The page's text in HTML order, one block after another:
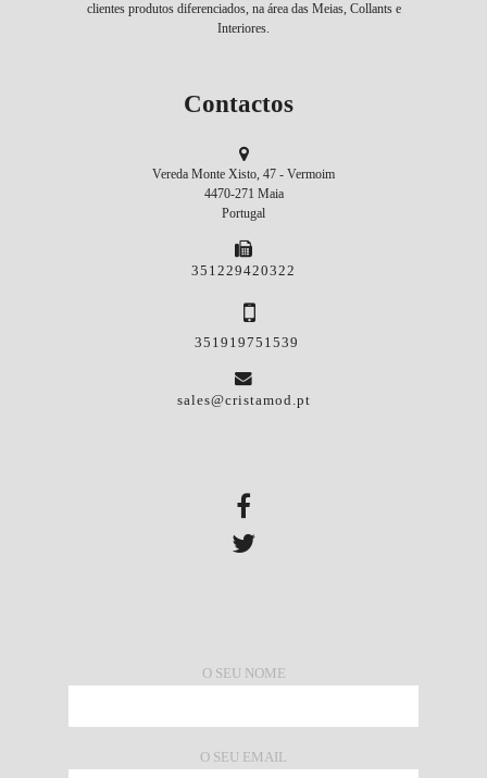
clientes produtos diferenciados, na área das Meias, Collants e
Interiores.
Contactos
Vereda Monte Xisto, 47 - Vermoim
4470-271 Maia
Portugal
351229420322
351919751539
sales@cristamod.pt
O SEU NOME
O SEU EMAIL